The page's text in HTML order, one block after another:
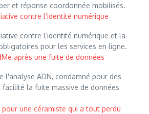
et réponse coordonnée mobilisés.
contre l’identité numérique
contre l’identité numérique et la
pour les services en ligne.
après une fuite de données
l'analyse ADN, condamné pour des
la fuite massive de données
une céramiste qui a tout perdu